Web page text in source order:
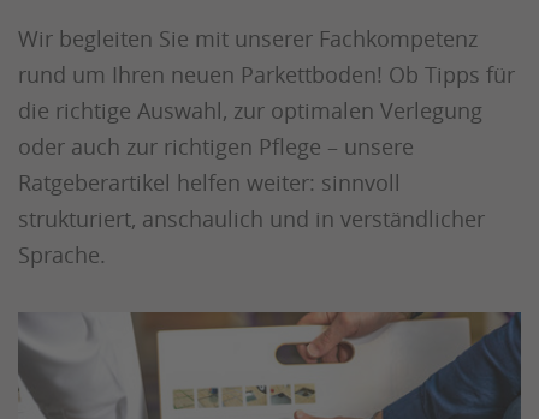
Wir begleiten Sie mit unserer Fachkompetenz
rund um Ihren neuen Parkettboden! Ob Tipps für
die richtige Auswahl, zur optimalen Verlegung
oder auch zur richtigen Pflege – unsere
Ratgeberartikel helfen weiter: sinnvoll
strukturiert, anschaulich und in verständlicher
Sprache.